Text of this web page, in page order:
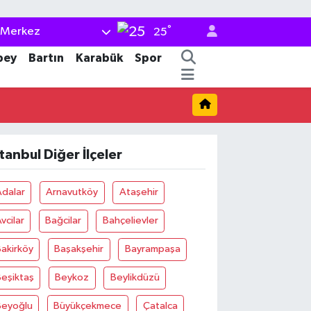
Merkez 25°
Bartın Karabük
Spor
Diğer İlçeler
Arnavutköy Ataşehir
Bağcilar Bahçelievler
Başakşehir Bayrampaşa
Beykoz Beylikdüzü
Büyükçekmece Çatalca